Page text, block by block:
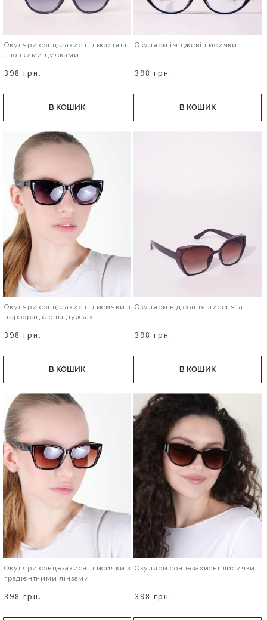
Окуляри сонцезахисні лисенята
з тонкими дужками
398 грн.
В КОШИК
Окуляри іміджеві лисички
398 грн.
В КОШИК
Окуляри сонцезахисні лисички з
перфорацією на дужках
398 грн.
В КОШИК
Окуляри від сонця лисенята
398 грн.
В КОШИК
Окуляри сонцезахисні лисички з
градієнтними лінзами
398 грн.
Окуляри сонцезахисні лисички
398 грн.